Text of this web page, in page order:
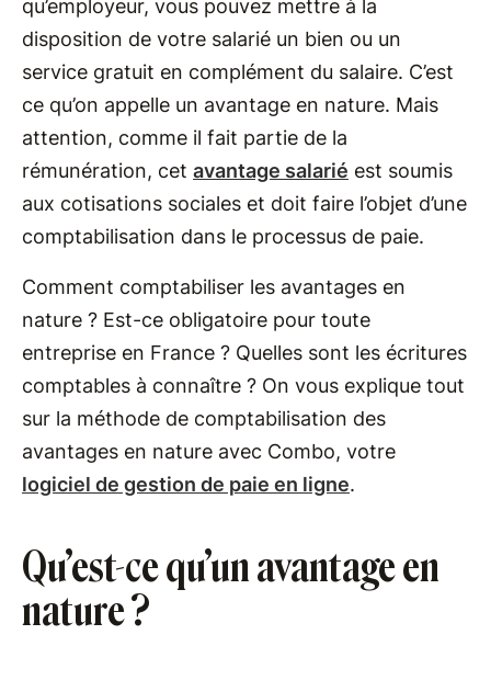
qu’employeur, vous pouvez mettre à la
disposition de votre salarié un bien ou un
service gratuit en complément du salaire. C’est
ce qu’on appelle un avantage en nature. Mais
attention, comme il fait partie de la
rémunération, cet avantage salarié est soumis
aux cotisations sociales et doit faire l’objet d’une
comptabilisation dans le processus de paie.
Comment comptabiliser les avantages en
nature ? Est-ce obligatoire pour toute
entreprise en France ? Quelles sont les écritures
comptables à connaître ? On vous explique tout
sur la méthode de comptabilisation des
avantages en nature avec Combo, votre
logiciel de gestion de paie en ligne.
Qu’est-ce qu’un avantage en
nature ?